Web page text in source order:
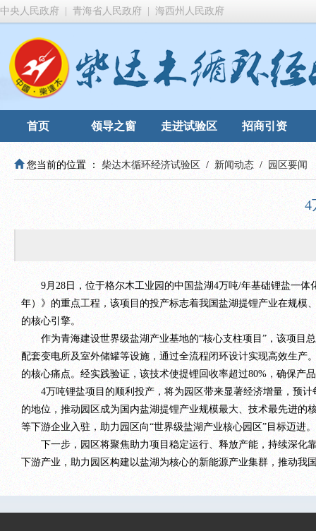
中央人民政府 青海省人民政府 海西州人民政府
首页 领导之窗 走进试验区 招商引资
您当前的位置 ： 柴达木循环经济试验区 / 新闻动态 / 园区要闻
4
9月28日，位于格尔木工业园的中国盐湖4万吨/年基础锂盐一体
年）》的重点工程，该项目的投产标志着我国盐湖提锂产业在规
的核心引擎。
作为青海建设世界级盐湖产业基地的“核心支柱项目”，该项目总
配套变电所及室外储罐等设施，通过全流程闭环设计实现高效生产
的核心痛点。经实践验证，该技术使提锂回收率超过80%，确保产
4万吨锂盐项目的顺利投产，将为园区带来显著经济增量，预计
的地位，推动园区成为国内盐湖提锂产业规模最大、技术最先进
等下游企业入驻，助力园区向“世界级盐湖产业核心园区”目标迈进。
下一步，园区将聚焦助力项目稳定运行、释放产能，持续深化
下游产业，助力园区构建以盐湖为核心的新能源产业集群，推动我